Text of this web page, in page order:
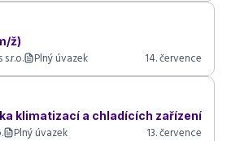
ž)
Plný úvazek 14. července
klimatizací a chladících zařízení
Plný úvazek 13. července